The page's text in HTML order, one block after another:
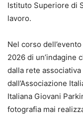
Istituto Superiore di
lavoro.
Nel corso
2026 di un’indagine
dalla rete
dall’Associazione
Italiana Giovani
fotografia mai